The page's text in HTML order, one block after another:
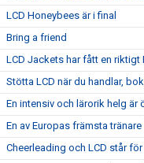
LCD Honeybees är i final
Bring a friend
LCD Jackets har fått en riktigt
Stötta LCD när du handlar,
En intensiv och lärorik helg är
En av Europas främsta
Cheerleading och LCD står